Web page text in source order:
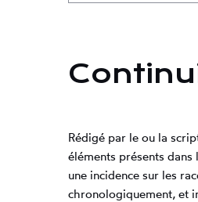
Rédigé par le ou la
éléments présents
une incidence sur les
chronologiquement, et